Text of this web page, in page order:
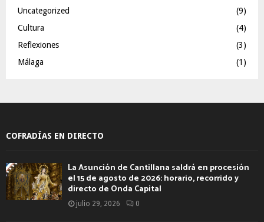
Uncategorized
(9)
Cultura
(4)
Reflexiones
(3)
Málaga
(1)
COFRADÍAS EN DIRECTO
La Asunción de Cantillana saldrá en procesión
el 15 de agosto de 2026: horario, recorrido y
directo de Onda Capital
julio 29, 2026 0